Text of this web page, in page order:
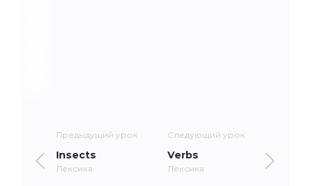
Предыдущий урок
Insects
Лексика
Следующий урок
Verbs
Лексика